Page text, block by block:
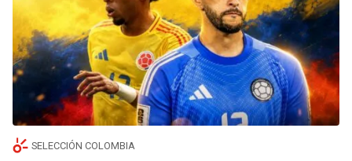
SELECCIÓN COLOMBIA